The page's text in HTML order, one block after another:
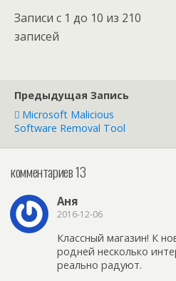
Записи с 1 до 10 из 210
записей
Предыдущая Запись
Microsoft Malicious
Software Removal Tool
комментариев 13
Аня
2016-12-06
Классный магазин! К
родней несколько
реально радуют.